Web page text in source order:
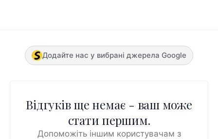
Додайте нас у вибрані джерела Google
Відгуків ще немає - ваш може
стати першим.
Допоможіть іншим користувачам з